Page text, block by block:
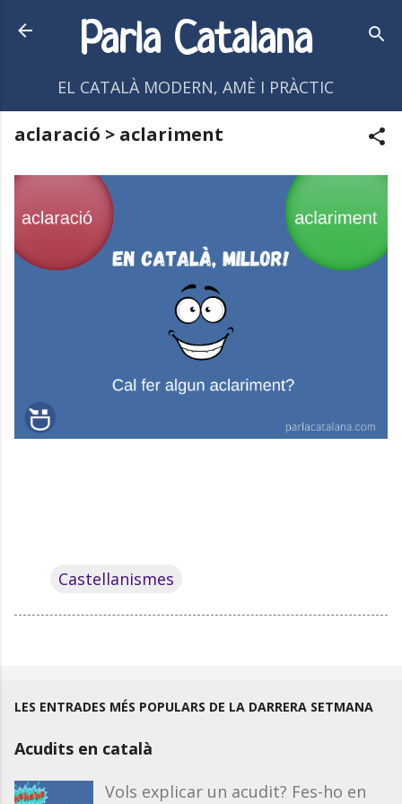
Salta al contingut principal
Parla Catalana
EL CATALÀ MODERN, AMÈ I PRÀCTIC
aclaració > aclariment
Castellanismes
LES ENTRADES MÉS POPULARS DE LA DARRERA SETMANA
Acudits en català
Vols explicar un acudit? Fes-ho en